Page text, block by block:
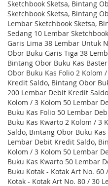
Sketchbook Sketsa, Bintang
Sketchbook Sketsa, Bintang
Lembar Sketchbook Sketsa,
Sedang 10 Lembar
Garis Lima 38 Lembar Untuk
Obor Buku Garis Tiga 38
Bintang Obor Buku Kas
Obor Buku Kas Folio 2 Kolom
Kredit Saldo, Bintang Obor
200 Lembar Debit Kredit
Kolom / 3 Kolom 50 Lembar
Buku Kas Folio 50 Lembar
Buku Kas Kwarto 2 Kolom / 3
Saldo, Bintang Obor Buku
Lembar Debit Kredit Saldo,
Kolom / 3 Kolom 50 Lembar
Buku Kas Kwarto 50 Lembar
Buku Kotak - Kotak Art No.
Kotak - Kotak Art No. 80 / 30